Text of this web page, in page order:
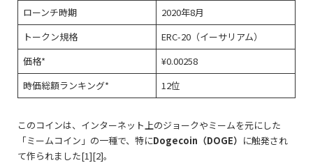
ローンチ時期
2020年8月
トークン規格
ERC-20（イーサリアム）
価格*
¥0.00258
時価総額ランキング*
12位
このコインは、インターネット上のジョークやミームを元にした
「ミームコイン」の一種で、特にDogecoin（DOGE） に触発され
て作られました[1][2]。